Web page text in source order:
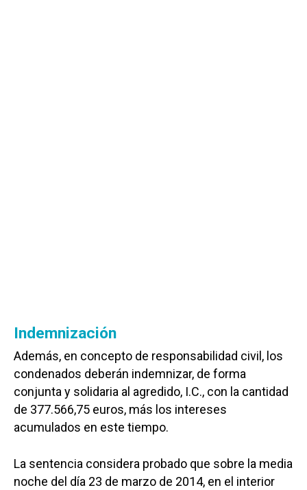
Indemnización
Además, en concepto de responsabilidad civil, los
condenados deberán indemnizar, de forma
conjunta y solidaria al agredido, I.C., con la cantidad
de 377.566,75 euros, más los intereses
acumulados en este tiempo.
La sentencia considera probado que sobre la media
noche del día 23 de marzo de 2014, en el interior